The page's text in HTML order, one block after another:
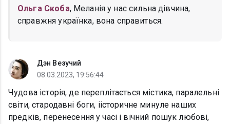
Ольга Скоба, Меланія у нас сильна дівчина,
справжня українка, вона справиться.
Дэн Везучий
08.03.2023, 19:56:44
Чудова історія, де переплітається містика, паралельні
світи, стародавні боги, іісторичне минуле наших
предків, перенесення у часі і вічний пошук любові,